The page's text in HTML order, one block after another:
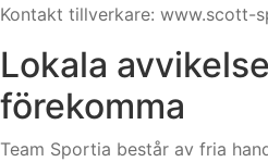
Kontakt tillverkare: www.scott-
Lokala
förekomma
Team Sportia består av fria